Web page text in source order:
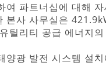
여 파트너십에 대해
본사 사무실은
틸리티 공급 에너지
양광 발전 시스템 설